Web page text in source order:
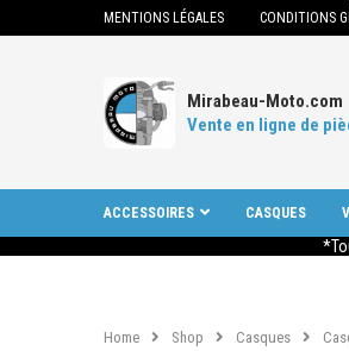
MENTIONS LÉGALES CONDITIONS
Mirabeau-Moto.com
Vente en ligne de
ACCESSOIRES CASQUES
Home Shop Casques